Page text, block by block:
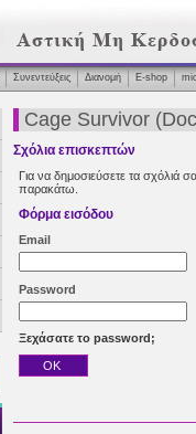
Συνεντεύξεις Διανομή Ε-shop
Cage Survivor
Σχόλια επισκεπτών
Για να δημοσιεύσετε τα σχόλιά
παρακάτω.
Φόρμα εισόδου
Email
Password
Ξεχάσατε το password;